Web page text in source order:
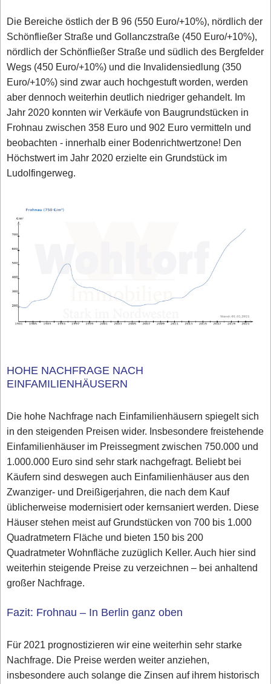
Die Bereiche östlich der B 96 (550 Euro/+10%), nördlich der
Schönfließer Straße und Gollanczstraße (450 Euro/+10%),
nördlich der Schönfließer Straße und südlich des Bergfelder
Wegs (450 Euro/+10%) und die Invalidensiedlung (350
Euro/+10%) sind zwar auch hochgestuft worden, werden
aber dennoch weiterhin deutlich niedriger gehandelt. Im
Jahr 2020 konnten wir Verkäufe von Baugrundstücken in
Frohnau zwischen 358 Euro und 902 Euro vermitteln und
beobachten - innerhalb einer Bodenrichtwertzone! Den
Höchstwert im Jahr 2020 erzielte ein Grundstück im
Ludolfingerweg.
HOHE NACHFRAGE NACH
EINFAMILIENHÄUSERN
Die hohe Nachfrage nach Einfamilienhäusern spiegelt sich
in den steigenden Preisen wider. Insbesondere freistehende
Einfamilienhäuser im Preissegment zwischen 750.000 und
1.000.000 Euro sind sehr stark nachgefragt. Beliebt bei
Käufern sind deswegen auch Einfamilienhäuser aus den
Zwanziger- und Dreißigerjahren, die nach dem Kauf
üblicherweise modernisiert oder kernsaniert werden. Diese
Häuser stehen meist auf Grundstücken von 700 bis 1.000
Quadratmetern Fläche und bieten 150 bis 200
Quadratmeter Wohnfläche zuzüglich Keller. Auch hier sind
weiterhin steigende Preise zu verzeichnen – bei anhaltend
großer Nachfrage.
Fazit: Frohnau – In Berlin ganz oben
Für 2021 prognostizieren wir eine weiterhin sehr starke
Nachfrage. Die Preise werden weiter anziehen,
insbesondere auch solange die Zinsen auf ihrem historisch